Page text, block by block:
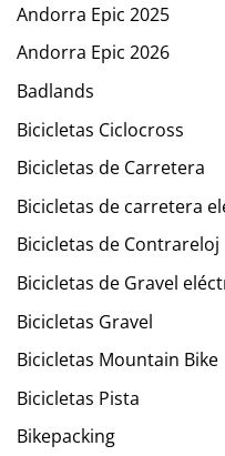
Andorra Epic 2025
Andorra Epic 2026
Badlands
Bicicletas Ciclocross
Bicicletas de Carretera
Bicicletas de carretera
Bicicletas de Contrareloj
Bicicletas de Gravel
Bicicletas Gravel
Bicicletas Mountain Bike
Bicicletas Pista
Bikepacking